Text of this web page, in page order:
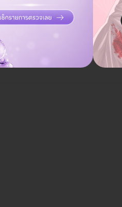
มขน ฟื้นฟูผิว ด้วย Carbon Peel
Clinic